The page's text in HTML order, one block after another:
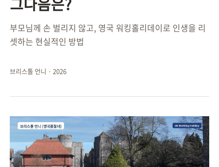
부모님께 손 벌리지 않고, 영국 워킹홀리데이로 인생을 리
셋하는 현실적인 방법
브리스톨 언니 · 2026